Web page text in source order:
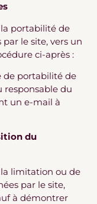
portabilité de
le site, vers un
ci-après :
de portabilité de
responsable du
un e-mail à
du
limitation ou de
par le site,
à démontrer